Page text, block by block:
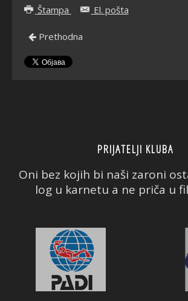
Štampa
El. pošta
Prethodna
PRIJATELJI KLUBA
Oni bez kojih bi naši zaroni
log u karnetu a ne priča u